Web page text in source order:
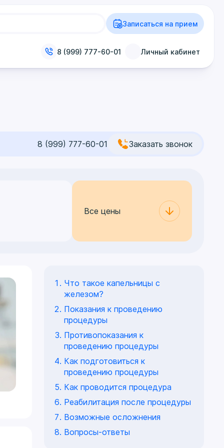
Записаться на прием
8 (999) 777-60-01 Личный кабинет
8 (999) 777-60-01 Заказать звонок
Все цены
Что такое капельницы с
железом?
Показания к проведению
процедуры
Противопоказания к
проведению процедуры
Как подготовиться к
проведению процедуры
Как проводится процедура
Реабилитация после процедуры
Возможные осложнения
Вопросы-ответы